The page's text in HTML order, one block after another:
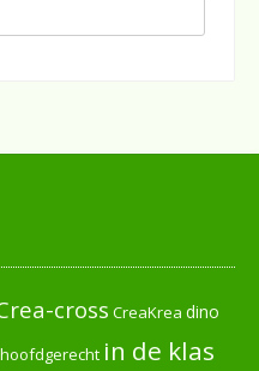
cross CreaKrea dino
hoofdgerecht in de klas